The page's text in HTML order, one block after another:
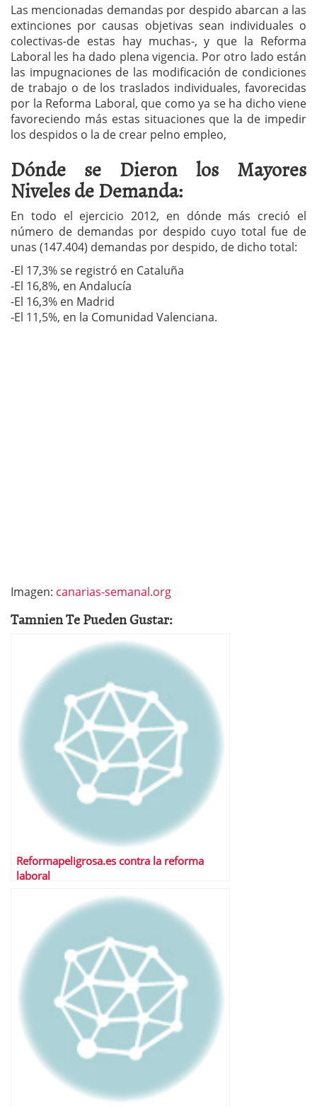
Las mencionadas demandas por despido abarcan a las
extinciones por causas objetivas sean individuales o
colectivas-de estas hay muchas-, y que la Reforma
Laboral les ha dado plena vigencia. Por otro lado están
las impugnaciones de las modificación de condiciones
de trabajo o de los traslados individuales, favorecidas
por la Reforma Laboral, que como ya se ha dicho viene
favoreciendo más estas situaciones que la de impedir
los despidos o la de crear pelno empleo,
Dónde se Dieron los Mayores
Niveles de Demanda:
En todo el ejercicio 2012, en dónde más creció el
número de demandas por despido cuyo total fue de
unas (147.404) demandas por despido, de dicho total:
-El 17,3% se registró en Cataluña
-El 16,8%, en Andalucía
-El 16,3% en Madrid
-El 11,5%, en la Comunidad Valenciana.
Imagen: canarias-semanal.org
Tamnien Te Pueden Gustar:
Reformapeligrosa.es contra la reforma
laboral